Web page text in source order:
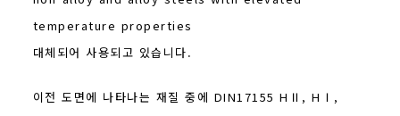
temperature properties
대체되어 사용되고 있습니다.
이전 도면에 나타나는 재질 중에 DIN17155 HⅡ, HⅠ,